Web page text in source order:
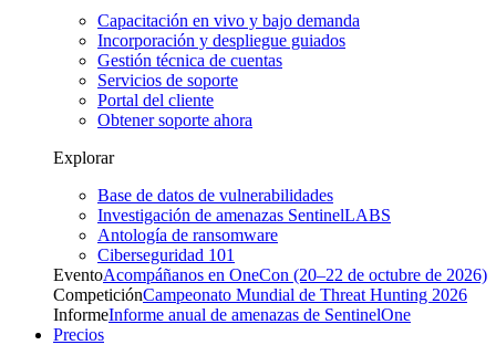
Capacitación en vivo y bajo demanda
Incorporación y despliegue guiados
Gestión técnica de cuentas
Servicios de soporte
Portal del cliente
Obtener soporte ahora
Explorar
Base de datos de vulnerabilidades
Investigación de amenazas SentinelLABS
Antología de ransomware
Ciberseguridad 101
EventoAcompáñanos en OneCon (20–22 de octubre de 2026)
CompeticiónCampeonato Mundial de Threat Hunting 2026
InformeInforme anual de amenazas de SentinelOne
Precios